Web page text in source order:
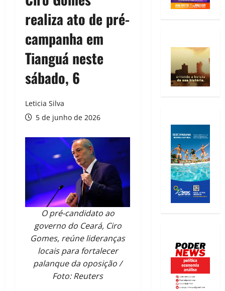
realiza ato de pré-
campanha em
Tianguá neste
sábado, 6
Leticia Silva
5 de junho de 2026
O pré-candidato ao
governo do Ceará, Ciro
Gomes, reúne lideranças
locais para fortalecer
palanque da oposição /
Foto: Reuters